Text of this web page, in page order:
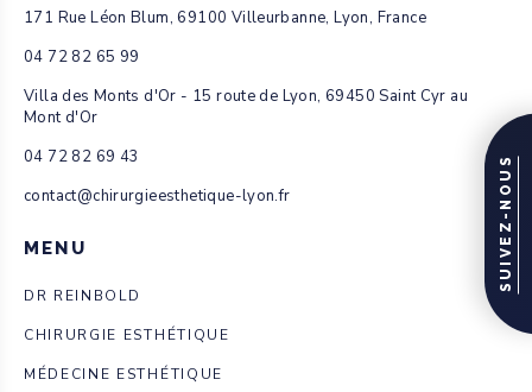
SUIVEZ-NOUS
171 Rue Léon Blum, 69100 Villeurbanne, Lyon, France
04 72 82 65 99
Villa des Monts d'Or - 15 route de Lyon, 69450 Saint Cyr au
Mont d'Or
04 72 82 69 43
contact@chirurgieesthetique-lyon.fr
MENU
DR REINBOLD
CHIRURGIE ESTHÉTIQUE
MÉDECINE ESTHÉTIQUE